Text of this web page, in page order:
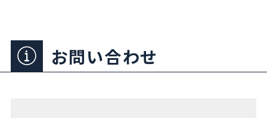
お問い合わせ